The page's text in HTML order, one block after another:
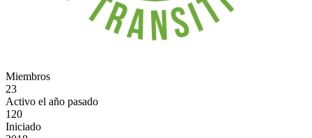
Miembros
23
Activo el año pasado
120
Iniciado